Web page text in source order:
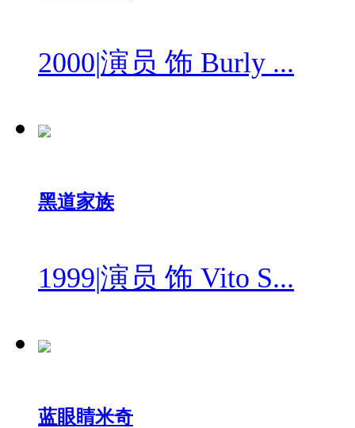
2000|演员 饰 Burly ...
黑道家族
1999|演员 饰 Vito S...
蓝眼睛米奇